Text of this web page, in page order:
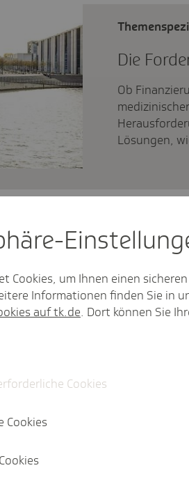
Die
Ob
Lösungen,
die Erfolge und
Lübben der TK-
Rolle die
Cookies, um Ihnen einen
Informationen finden Sie in
auf tk.de. Dort können Sie
Cookies
Cookies